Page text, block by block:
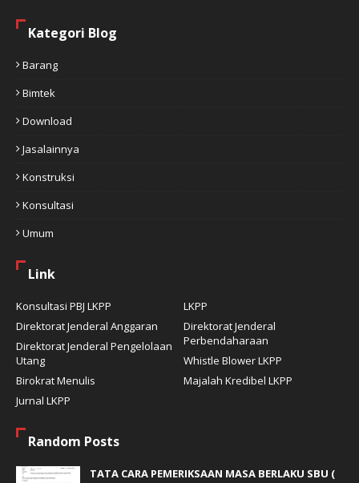
Kategori Blog
Barang
Bimtek
Download
Jasalainnya
Konstruksi
Konsultasi
Umum
Link
Konsultasi PBJ LKPP
LKPP
Direktorat Jenderal Anggaran
Direktorat Jenderal
Perbendaharaan
Direktorat Jenderal Pengelolaan
Utang
Whistle Blower LKPP
Birokrat Menulis
Majalah Kredibel LKPP
Jurnal LKPP
Random Posts
TATA CARA PEMERIKSAAN MASA BERLAKU SBU (